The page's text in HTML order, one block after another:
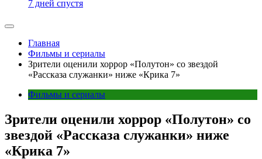
7 дней спустя
Главная
Фильмы и сериалы
Зрители оценили хоррор «Полутон» со звездой
«Рассказа служанки» ниже «Крика 7»
Фильмы и сериалы
Зрители оценили хоррор «Полутон» со
звездой «Рассказа служанки» ниже
«Крика 7»